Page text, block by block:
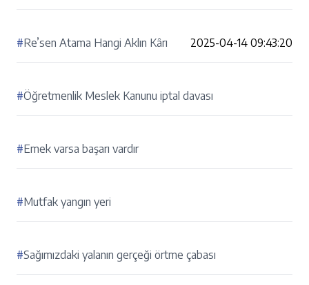
#Re’sen Atama Hangi Aklın Kârı 2025-04-14 09:43:20
#Öğretmenlik Meslek Kanunu iptal davası
#Emek varsa başarı vardır
#Mutfak yangın yeri
#Sağımızdaki yalanın gerçeği örtme çabası